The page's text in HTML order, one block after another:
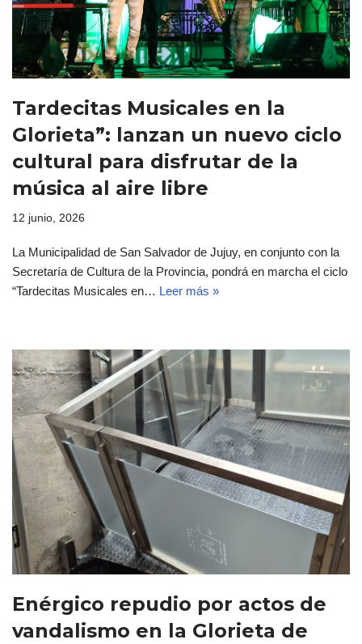
Tardecitas Musicales en la
Glorieta”: lanzan un nuevo ciclo
cultural para disfrutar de la
música al aire libre
12 junio, 2026
La Municipalidad de San Salvador de Jujuy, en conjunto con la
Secretaría de Cultura de la Provincia, pondrá en marcha el ciclo
“Tardecitas Musicales en… Leer más »
Enérgico repudio por actos de
vandalismo en la Glorieta de